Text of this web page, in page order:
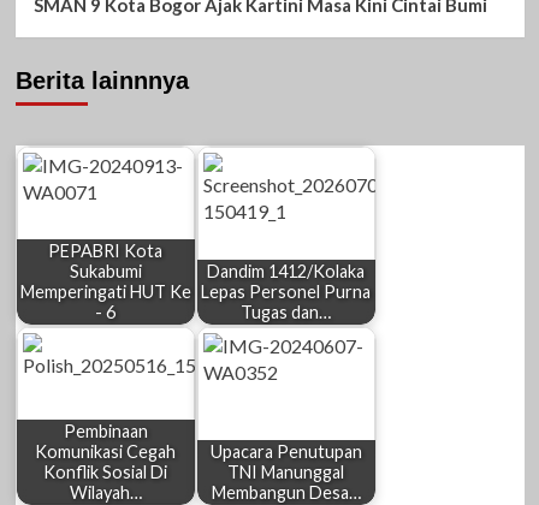
SMAN 9 Kota Bogor Ajak Kartini Masa Kini Cintai Bumi
Berita lainnnya
PEPABRI Kota
Sukabumi
Memperingati HUT Ke
- 6
Dandim 1412/Kolaka
Lepas Personel Purna
Tugas dan…
Pembinaan
Komunikasi Cegah
Konflik Sosial Di
Wilayah…
Upacara Penutupan
TNI Manunggal
Membangun Desa…